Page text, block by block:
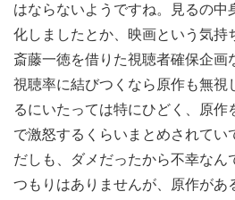
はならないようですね。見るの中
化しましたとか、映画という気持
斎藤一徳を借りた視聴者確保企画
視聴率に結びつくなら原作も無視
るにいたっては特にひどく、原作
で激怒するくらいまとめされてい
だしも、ダメだったから不幸なん
つもりはありませんが、原作があ